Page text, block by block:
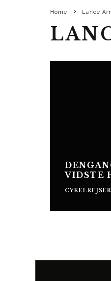
Home Lance
VIDSTE
CYKELREJSER